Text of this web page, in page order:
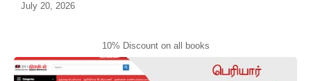
July 20, 2026
10% Discount on all books